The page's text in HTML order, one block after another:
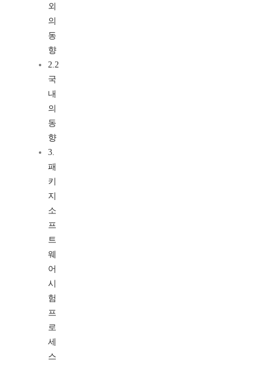
외
의
동
향
2.2
국
내
의
동
향
3.
패
키
지
소
프
트
웨
어
시
험
프
로
세
스